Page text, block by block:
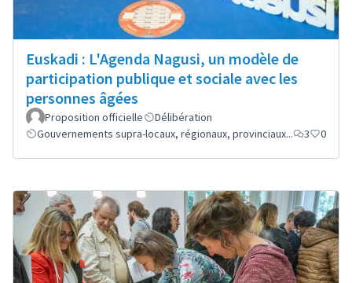
Euskadi : L'Agenda Nagusi, un modèle de
participation publique et sociale avec les
personnes âgées
Proposition officielle
Délibération
Gouvernements supra-locaux, régionaux, provinciaux...
3 0